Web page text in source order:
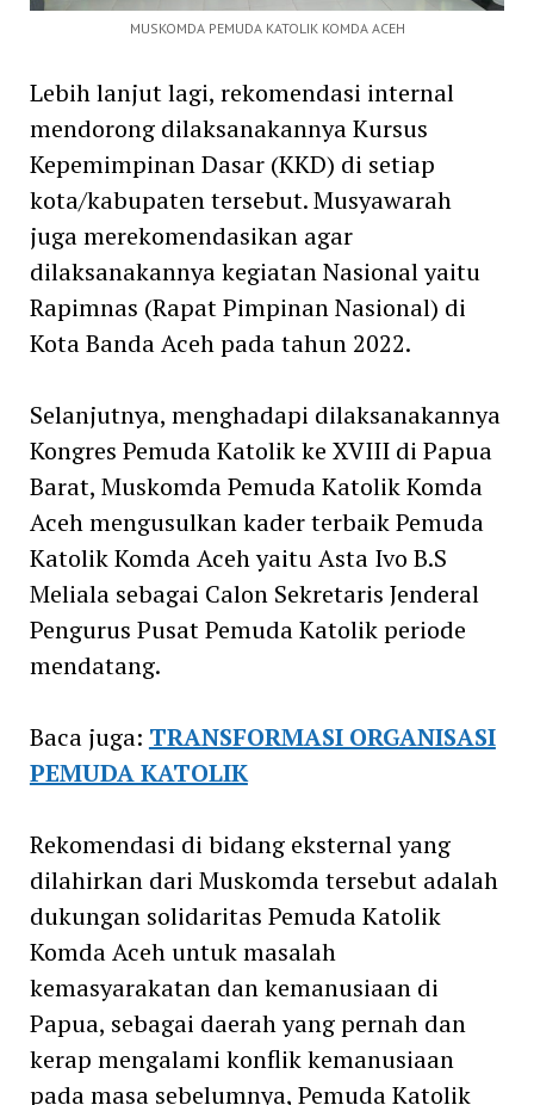
MUSKOMDA PEMUDA KATOLIK KOMDA ACEH
Lebih lanjut lagi, rekomendasi internal
mendorong dilaksanakannya Kursus
Kepemimpinan Dasar (KKD) di setiap
kota/kabupaten tersebut. Musyawarah
juga merekomendasikan agar
dilaksanakannya kegiatan Nasional yaitu
Rapimnas (Rapat Pimpinan Nasional) di
Kota Banda Aceh pada tahun 2022.
Selanjutnya, menghadapi dilaksanakannya
Kongres Pemuda Katolik ke XVIII di Papua
Barat, Muskomda Pemuda Katolik Komda
Aceh mengusulkan kader terbaik Pemuda
Katolik Komda Aceh yaitu Asta Ivo B.S
Meliala sebagai Calon Sekretaris Jenderal
Pengurus Pusat Pemuda Katolik periode
mendatang.
Baca juga: TRANSFORMASI ORGANISASI
PEMUDA KATOLIK
Rekomendasi di bidang eksternal yang
dilahirkan dari Muskomda tersebut adalah
dukungan solidaritas Pemuda Katolik
Komda Aceh untuk masalah
kemasyarakatan dan kemanusiaan di
Papua, sebagai daerah yang pernah dan
kerap mengalami konflik kemanusiaan
pada masa sebelumnya, Pemuda Katolik